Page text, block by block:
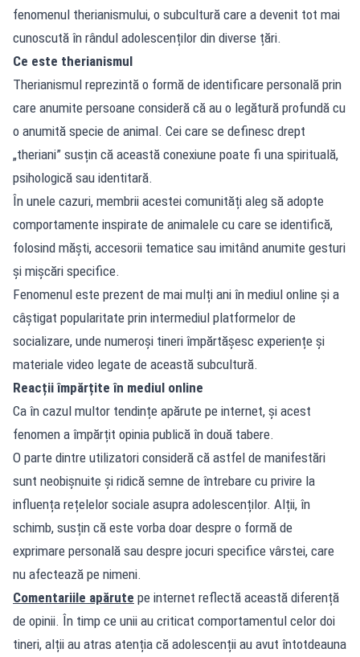
fenomenul therianismului, o subcultură care a devenit tot mai
cunoscută în rândul adolescenților din diverse țări.
Ce este therianismul
Therianismul reprezintă o formă de identificare personală prin
care anumite persoane consideră că au o legătură profundă cu
o anumită specie de animal. Cei care se definesc drept
„theriani” susțin că această conexiune poate fi una spirituală,
psihologică sau identitară.
În unele cazuri, membrii acestei comunități aleg să adopte
comportamente inspirate de animalele cu care se identifică,
folosind măști, accesorii tematice sau imitând anumite gesturi
și mișcări specifice.
Fenomenul este prezent de mai mulți ani în mediul online și a
câștigat popularitate prin intermediul platformelor de
socializare, unde numeroși tineri împărtășesc experiențe și
materiale video legate de această subcultură.
Reacții împărțite în mediul online
Ca în cazul multor tendințe apărute pe internet, și acest
fenomen a împărțit opinia publică în două tabere.
O parte dintre utilizatori consideră că astfel de manifestări
sunt neobișnuite și ridică semne de întrebare cu privire la
influența rețelelor sociale asupra adolescenților. Alții, în
schimb, susțin că este vorba doar despre o formă de
exprimare personală sau despre jocuri specifice vârstei, care
nu afectează pe nimeni.
Comentariile apărute pe internet reflectă această diferență
de opinii. În timp ce unii au criticat comportamentul celor doi
tineri, alții au atras atenția că adolescenții au avut întotdeauna